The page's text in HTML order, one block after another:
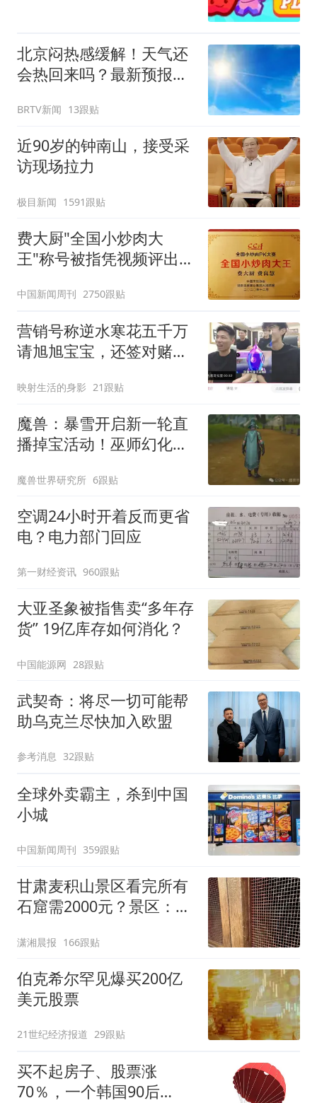
北京闷热感缓解！天气还
会热回来吗？最新预报
BRTV新闻 13跟贴
近90岁的钟南山，接受采
访现场拉力
极目新闻 1591跟贴
费大厨"全国小炒肉大
王"称号被指凭视频评出
中国新闻周刊 2750跟贴
营销号称逆水寒花五千万
请旭旭宝宝，还签对赌协
映射生活的身影 21跟贴
魔兽：暴雪开启新一轮直
播掉宝活动！巫师幻化套
魔兽世界研究所 6跟贴
空调24小时开着反而更省
电？电力部门回应
第一财经资讯 960跟贴
大亚圣象被指售卖“多年存
货” 19亿库存如何消化？
中国能源网 28跟贴
武契奇：将尽一切可能帮
助乌克兰尽快加入欧盟
参考消息 32跟贴
全球外卖霸主，杀到中国
小城
中国新闻周刊 359跟贴
甘肃麦积山景区看完所有
石窟需2000元？景区：部
可按需买
潇湘晨报 166跟贴
伯克希尔罕见爆买200亿
美元股票
21世纪经济报道 29跟贴
买不起房子、股票涨
70％，一个韩国90后